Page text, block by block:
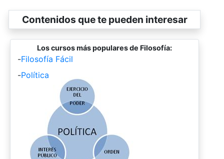
Contenidos que te pueden interesar
Los cursos más populares de Filosofía:
-Filosofía Fácil
-Política